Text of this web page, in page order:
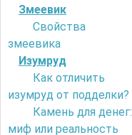
Змеевик
Свойства
змеевика
Изумруд
Как отличить
изумруд от подделки?
Камень для денег:
миф или реальность